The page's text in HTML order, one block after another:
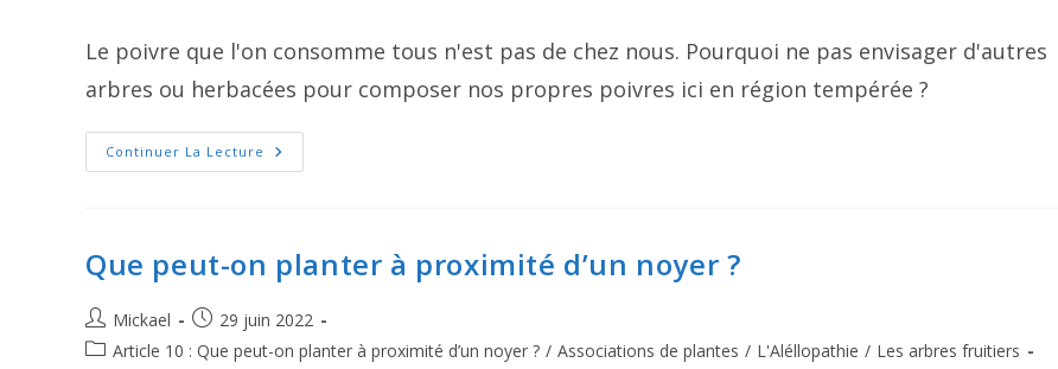
Le poivre que l'on consomme tous n'est pas de chez nous. Pourquoi ne pas envisager d'autres
arbres ou herbacées pour composer nos propres poivres ici en région tempérée ?
Continuer La Lecture Le
Poivre
Que peut-on planter à proximité d’un noyer ?
Auteur/autrice
de
Mickael
Publication
publiée :
29 juin 2022
PostArticle 10 : Que peut-on planter à proximité d’un noyer ? / Associations de plantes / L'Aléllopathie / Les arbres fruitiers